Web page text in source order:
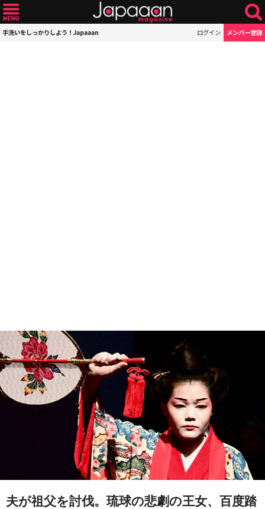
手洗いをしっかりしよう！Japaaan ログイン メンバー登録
夫が祖父を討伐。琉球の悲劇の王女、百度踏